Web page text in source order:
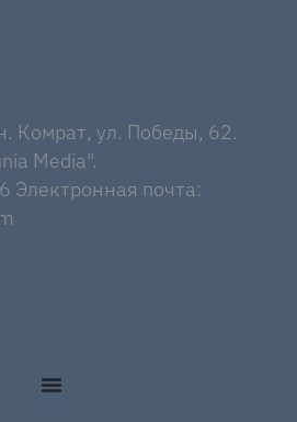
Комрат, ул. Победы, 62.
Media".
Электронная почта: